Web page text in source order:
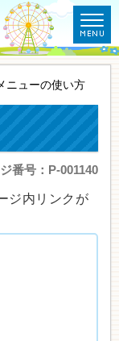
ニューの使い方
番号：P-001140
ジ内リンクが